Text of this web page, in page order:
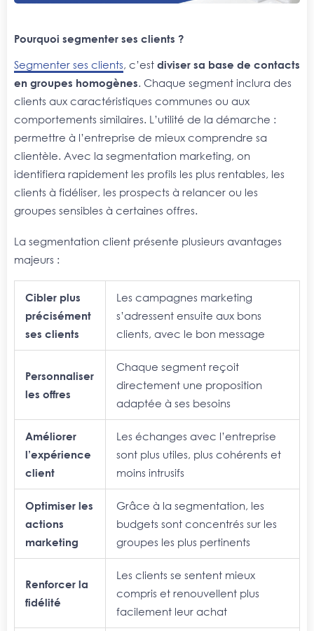
Pourquoi segmenter ses clients ?
Segmenter ses clients, c’est diviser sa base de contacts
en groupes homogènes. Chaque segment inclura des
clients aux caractéristiques communes ou aux
comportements similaires. L’utilité de la démarche :
permettre à l’entreprise de mieux comprendre sa
clientèle. Avec la segmentation marketing, on
identifiera rapidement les profils les plus rentables, les
clients à fidéliser, les prospects à relancer ou les
groupes sensibles à certaines offres.
La segmentation client présente plusieurs avantages
majeurs :
Cibler plus
précisément
ses clients
Les campagnes marketing
s’adressent ensuite aux bons
clients, avec le bon message
Personnaliser
les offres
Chaque segment reçoit
directement une proposition
adaptée à ses besoins
Améliorer
l’expérience
client
Les échanges avec l’entreprise
sont plus utiles, plus cohérents et
moins intrusifs
Optimiser les
actions
marketing
Grâce à la segmentation, les
budgets sont concentrés sur les
groupes les plus pertinents
Renforcer la
fidélité
Les clients se sentent mieux
compris et renouvellent plus
facilement leur achat